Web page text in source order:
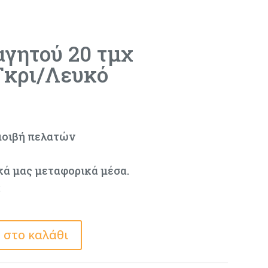
20 τμχ
Λευκό
πελατών
μας μεταφορικά μέσα.
καλάθι